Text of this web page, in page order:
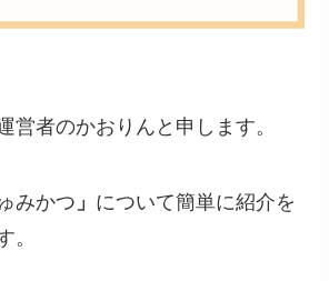
営者のかおりんと申します。
みかつ 」 について簡単に紹介を
。